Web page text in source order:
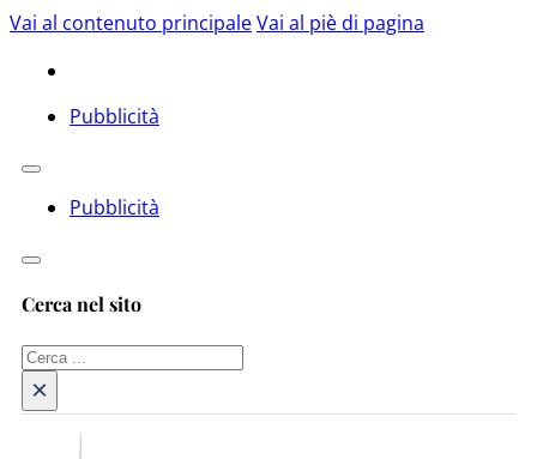
Vai al contenuto principaleVai al piè di pagina
Pubblicità
Pubblicità
Cerca nel sito
Cerca
×